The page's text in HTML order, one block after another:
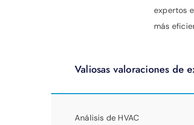
expertos
más
Valiosas valoraciones de
Análisis de HVAC